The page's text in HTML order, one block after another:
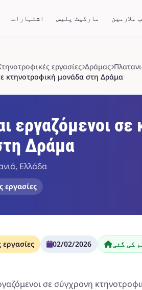
اشتہارات مارکیٹ پلیس ملازمین
εργασίες Δράμας
κτηνοτροφική μονάδα στη Δράμα
εργαζόμενοι
Δράμα
Ελλάδα
εργασίες
02/02/2026 کی گئی
σε σύγχρονη